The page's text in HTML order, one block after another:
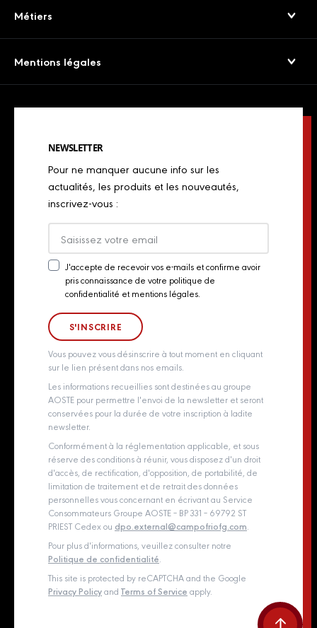
Service consommateurs
Presse
Export
Saucissons Secs
Jambons cuits & volailles
Spécialités italiennes
Chiffonnades
Métiers
Mentions légales
Politique de Cookies
Actualités
Groupe Aoste
Whistleblowing policy
NEWSLETTER
Pour ne manquer aucune info sur les
actualités, les produits et les nouveautés,
inscrivez-vous :
Newsletter
Consent
J'accepte de recevoir vos e-mails et confirme avoir
pris connaissance de votre politique de
confidentialité et mentions légales.
Vous pouvez vous désinscrire à tout moment en cliquant
sur le lien présent dans nos emails.
Les informations recueillies sont destinées au groupe
AOSTE pour permettre l'envoi de la newsletter et seront
conservées pour la durée de votre inscription à ladite
newsletter.
Conformément à la réglementation applicable, et sous
réserve des conditions à réunir, vous disposez d'un droit
d'accès, de rectification, d'opposition, de portabilité, de
limitation de traitement et de retrait des données
personnelles vous concernant en écrivant au Service
Consommateurs Groupe AOSTE – BP 331 – 69792 ST
PRIEST Cedex ou dpo.external@campofriofg.com
Pour plus d'informations, veuillez consulter notre
Politique de confidentialité
This site is protected by reCAPTCHA and the Google
Privacy Policyand Terms of Service apply.